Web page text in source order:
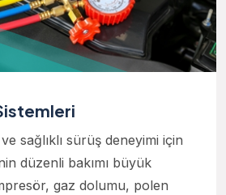
sağlıklı sürüş deneyimi için
düzenli bakımı büyük
gaz dolumu, polen